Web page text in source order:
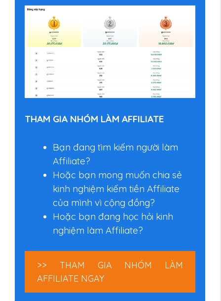
THAM GIA NHÓM LÀM AFFILIATE
Bạn đang tìm kiếm người làm
Affiliate?
Hoặc bạn mong muốn chia sẻ
kinh nghiệm kiếm tiền Affiliate
của mình vì cộng đồng?
Hoặc bạn đang học hỏi kinh
nghiệm làm Affiliate?
>> THAM GIA NHÓM LÀM
AFFILIATE NGAY